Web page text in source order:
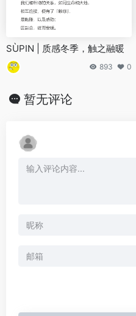
SÙPIN | 质感冬季，触之融暖
893 0
暂无评论